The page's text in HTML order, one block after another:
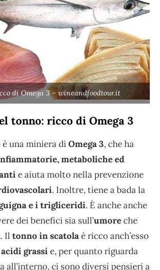
di Omega 3 – wineandfoodtour.it
tonno: ricco di Omega 3
una miniera diOmega 3, che ha
metaboliche ed
e aiuta molto nella prevenzione
. Inoltre, tiene a bada la
e i trigliceridi. È anche anche
dei benefici sia sull’umoreche
. Il tonno in scatolaè ricco anch’esso
acidi grassie, per quanto riguarda
all’interno, ci sono diversi pensieri a